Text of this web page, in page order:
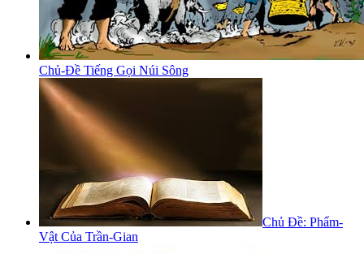
Chủ-Đề Tiếng Gọi Núi Sông
Chủ Đề: Phẩm-
Vật Của Trần-Gian